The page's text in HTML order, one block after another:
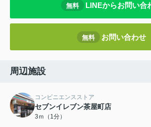
無料 LINEからお問い合
無料 お問い合わせ
周辺施設
コンビニエンスストア
セブンイレブン茶屋町店
3ｍ（1分）